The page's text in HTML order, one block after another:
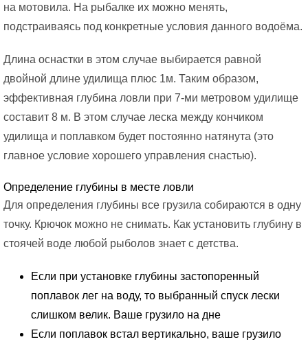
на мотовила. На рыбалке их можно менять,
подстраиваясь под конкретные условия данного водоёма.
Длина оснастки в этом случае выбирается равной
двойной длине удилища плюс 1м. Таким образом,
эффективная глубина ловли при 7-ми метровом удилище
составит 8 м. В этом случае леска между кончиком
удилища и поплавком будет постоянно натянута (это
главное условие хорошего управления снастью).
Определение глубины в месте ловли
Для определения глубины все грузила собираются в одну
точку. Крючок можно не снимать. Как установить глубину в
стоячей воде любой рыболов знает с детства.
Если при установке глубины застопоренный
поплавок лег на воду, то выбранный спуск лески
слишком велик. Ваше грузило на дне
Если поплавок встал вертикально, ваше грузило